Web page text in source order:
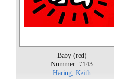
Baby (red)
Nummer: 7143
Haring, Keith